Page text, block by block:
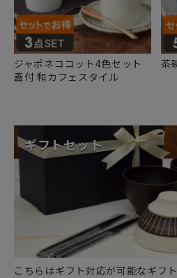
ジャポネココット4色セット
蓋付 和カフェスタイル
茶
ギフトセット
こちらはギフト対応が可能なギフ